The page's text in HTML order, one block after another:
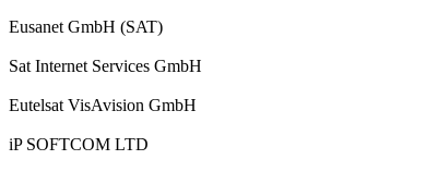
Eusanet GmbH (SAT)
Sat Internet Services GmbH
Eutelsat VisAvision GmbH
iP SOFTCOM LTD